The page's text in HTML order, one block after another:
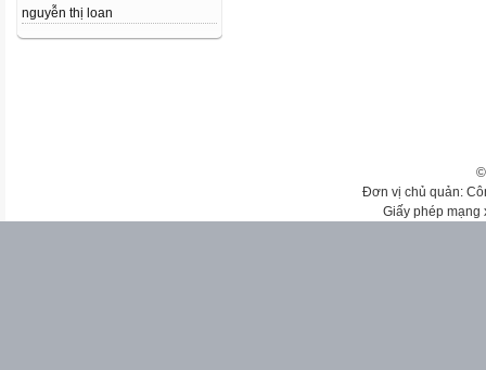
nguyễn thị loan
Đơn vị chủ quản:
Giấy phép mạng